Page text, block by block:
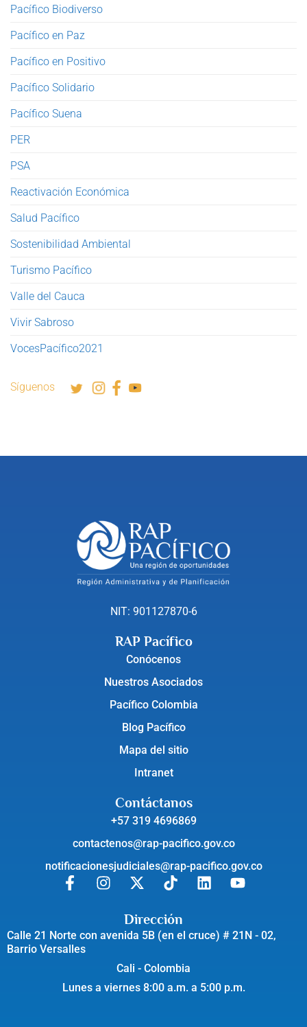
Pacífico Biodiverso
Pacífico en Paz
Pacífico en Positivo
Pacífico Solidario
Pacífico Suena
PER
PSA
Reactivación Económica
Salud Pacífico
Sostenibilidad Ambiental
Turismo Pacífico
Valle del Cauca
Vivir Sabroso
VocesPacífico2021
Síguenos
NIT: 901127870-6
RAP Pacífico
Conócenos
Nuestros Asociados
Pacífico Colombia
Blog Pacífico
Mapa del sitio
Intranet
Contáctanos
+57 319 4696869
contactenos@rap-pacifico.gov.co
notificacionesjudiciales@rap-pacifico.gov.co
Dirección
Calle 21 Norte con avenida 5B (en el cruce) # 21N - 02,
Barrio Versalles
Cali - Colombia
Lunes a viernes 8:00 a.m. a 5:00 p.m.